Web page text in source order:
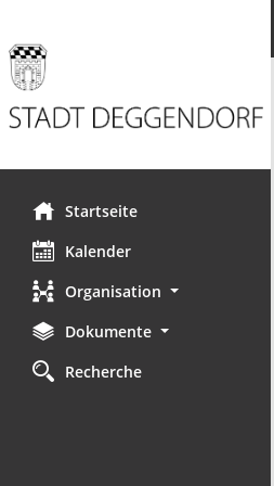
Startseite
Kalender
Organisation
Dokumente
Recherche